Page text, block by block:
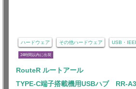
ハードウェア その他ハードウェア USB・
24時間以内に出荷
RouteR ルートアール
TYPE-C端子搭載機用USBハブ RR-